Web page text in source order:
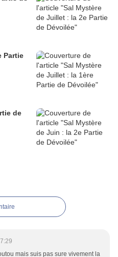
Partie
de
mais suis pas sure vivement la